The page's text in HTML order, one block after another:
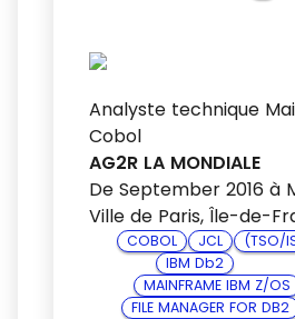
Analyste technique
Cobol
AG2R LA MONDIALE
De September 2016 à
Ville de Paris, Île-de-
COBOL JCL (TSO/
IBM Db2
MAINFRAME IBM Z/OS
FILE MANAGER FOR DB2